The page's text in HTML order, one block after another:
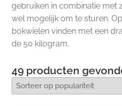
gebruiken in combinatie met
wel mogelijk om te sturen.
bokwielen vinden met een
de 50 kilogram.
49producten